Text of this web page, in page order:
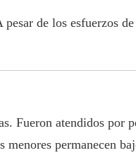
de los esfuerzos
Fueron atendidos por
permanecen